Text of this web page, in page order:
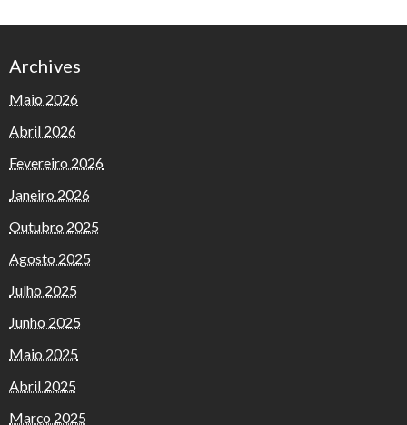
Archives
Maio 2026
Abril 2026
Fevereiro 2026
Janeiro 2026
Outubro 2025
Agosto 2025
Julho 2025
Junho 2025
Maio 2025
Abril 2025
Março 2025